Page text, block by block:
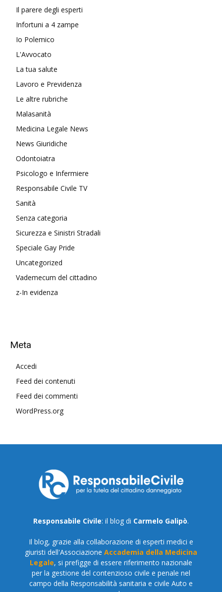
Il parere degli esperti
Infortuni a 4 zampe
Io Polemico
L'Avvocato
La tua salute
Lavoro e Previdenza
Le altre rubriche
Malasanità
Medicina Legale News
News Giuridiche
Odontoiatra
Psicologo e Infermiere
Responsabile Civile TV
Sanità
Senza categoria
Sicurezza e Sinistri Stradali
Speciale Gay Pride
Uncategorized
Vademecum del cittadino
z-In evidenza
Meta
Accedi
Feed dei contenuti
Feed dei commenti
WordPress.org
Responsabile Civile: il blog di Carmelo Galipò.
Il blog, grazie alla collaborazione di esperti medici e
giuristi dell'Associazione Accademia della Medicina
Legale, si prefigge di essere riferimento nazionale
per la gestione del contenzioso civile e penale nel
campo della Responsabilità sanitaria e civile Auto e